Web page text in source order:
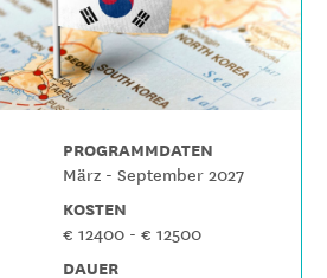
PROGRAMMDATEN
März - September 2027
KOSTEN
€ 12400 - € 12500
DAUER